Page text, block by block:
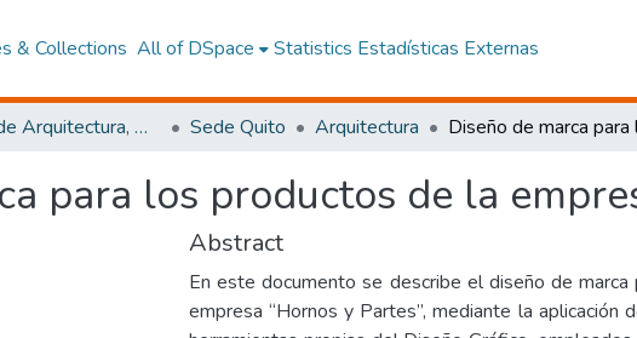
& Collections All of DSpace Statistics Estadísticas Externas
Facultad de Arquitectura, Artes y Diseño Sede Quito Arquitectura
para los productos de la
Abstract
En este documento se describe el diseño de
empresa “Hornos y Partes”, mediante la aplicación